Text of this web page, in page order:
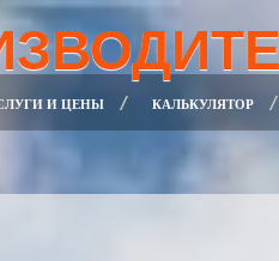
И ЦЕНЫ КАЛЬКУЛЯТОР